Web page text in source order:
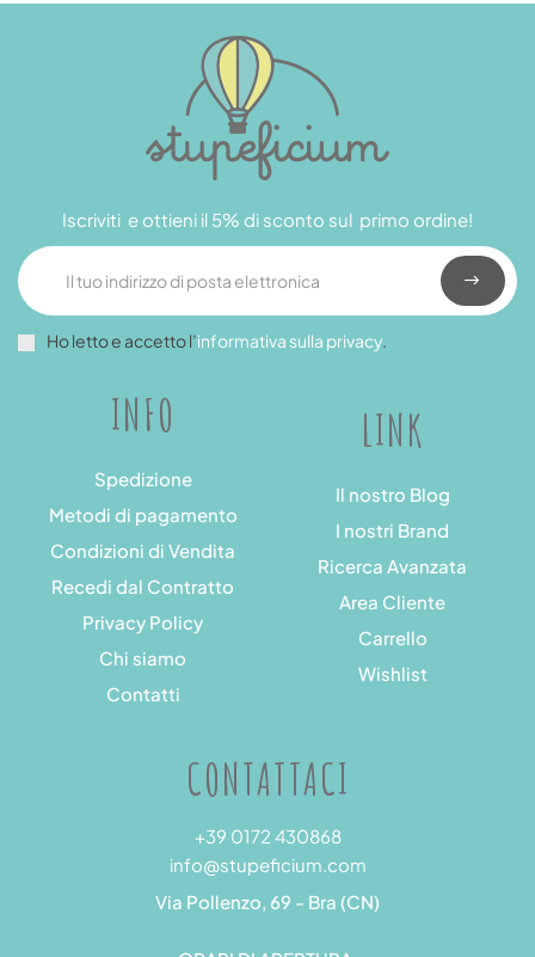
INFO
Spedizione
Metodi di pagamento
Condizioni di Vendita
Recedi dal Contratto
Privacy Policy
Chi siamo
Contatti
LINK
Il nostro Blog
I nostri Brand
Ricerca Avanzata
Area Cliente
Carrello
Wishlist
Iscriviti e ottieni il 5% di sconto sul primo ordine!
Ho letto e accetto l’informativa sulla privacy.
CONTATTACI
+39 0172 430868
info@stupeficium.com
Via Pollenzo, 69 - Bra (CN)